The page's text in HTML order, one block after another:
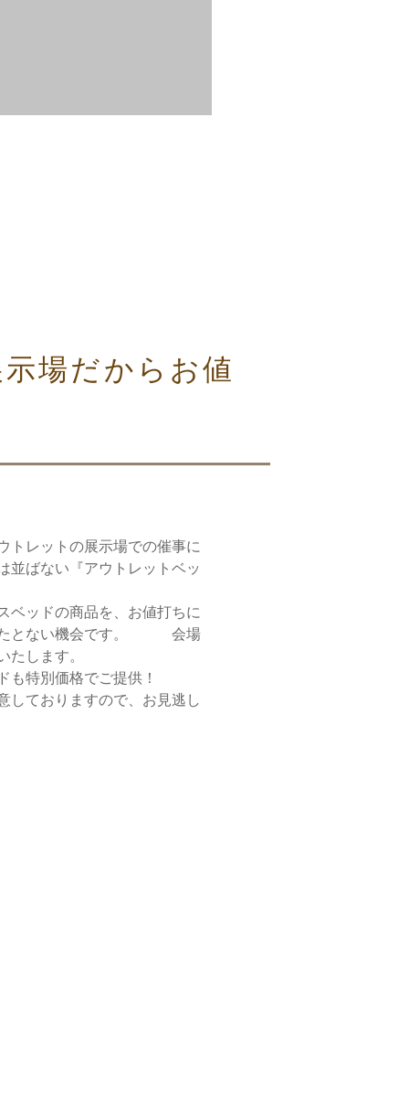
場だからお値
トレットの展示場での催事に
並ばない『アウトレットベッ
ベッドの商品を、お値打ちに
たとない機会です。 会場
たします。
も特別価格でご提供！
しておりますので、お見逃し